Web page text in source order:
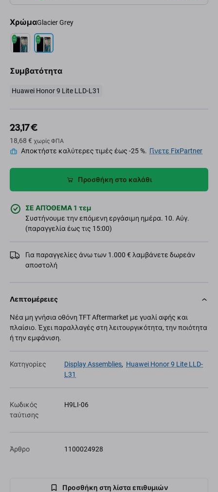
ΧρώμαGlacier Grey
Συμβατότητα
Huawei Honor 9 Lite LLD-L31
23,17 €
18,68 € χωρίς ΦΠΑ
Αποκτήστε καλύτερες τιμές έως -25 %. Γίνετε FixPartner
Προσθήκη στο καλάθι
ΣΕ ΑΠΌΘΕΜΑ 1 τεμ
Συστήνουμε την επόμενη εργάσιμη ημέρα. 10. Αύγ.
(παραγγελία έως τις 15:00)
Για παραγγελίες άνω των 1.000 € λαμβάνετε δωρεάν
αποστολή
Λεπτομέρειες
Νέα μη γνήσια οθόνη TFT Aftermarket με γυαλί αφής και
πλαίσιο. Έχει παραλλαγές στη λειτουργικότητα, την ποιότητα
ή την εμφάνιση.
Κατηγορίες Display Assemblies, Huawei Honor 9 Lite LLD-
L31
Κωδικός
ταύτισης
H9LI-06
Άρθρο 1100024928
Προσθήκη στη λίστα επιθυμιών